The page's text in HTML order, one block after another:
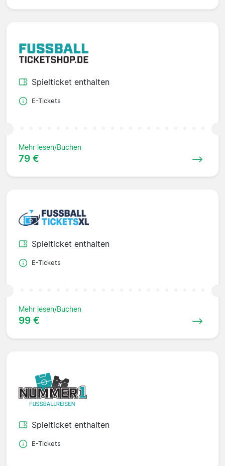
Spielticket enthalten
E-Tickets
Mehr lesen/Buchen
79 €
Spielticket enthalten
E-Tickets
Mehr lesen/Buchen
99 €
Spielticket enthalten
E-Tickets